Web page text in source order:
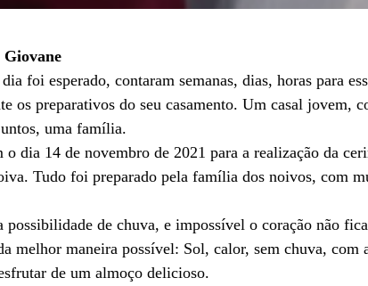
dia foi esperado, contaram semanas, dias, horas para
os preparativos do seu casamento. Um casal jovem,
uma família.
o dia 14 de novembro de 2021 para a realização da
Tudo foi preparado pela família dos noivos, com
possibilidade de chuva, e impossível o coração não
melhor maneira possível: Sol, calor, sem chuva,
de um almoço delicioso.